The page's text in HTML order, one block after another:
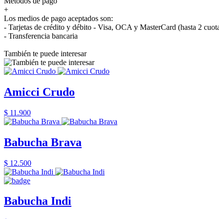
+
Los medios de pago aceptados son:
- Tarjetas de crédito y débito - Visa, OCA y MasterCard (hasta 2
- Transferencia bancaria
También te puede interesar
Amicci Crudo
$ 11.900
Babucha Brava
$ 12.500
Babucha Indi